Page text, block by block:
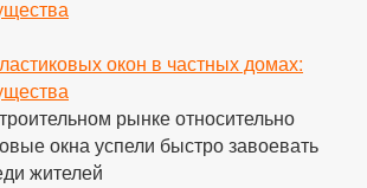
окон в частных домах:
рынке относительно
окна успели быстро завоевать
жителей